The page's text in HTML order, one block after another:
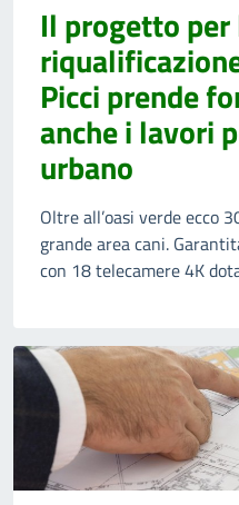
Il progetto per
Picci prende
anche i lavori
urbano
Oltre all’oasi verde ecco
grande area cani.
con 18 telecamere 4K